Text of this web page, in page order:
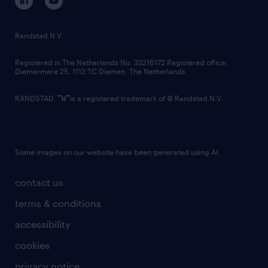
randstad innovation fund
country websites
contact us
terms & conditions
accessibility
cookies
Randstad N.V.
Registered in The Netherlands No: 33216172 Registered office:
Diemermere 25, 1112 TC Diemen, The Netherlands.
RANDSTAD, is a registered trademark of © Randstad N.V.
Some images on our website have been generated using AI.